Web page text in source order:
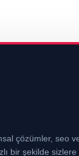
çözümler, seo
bir şekilde sizlere